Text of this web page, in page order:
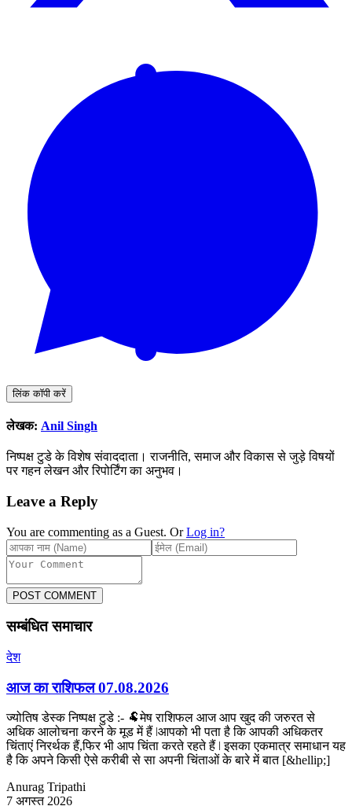
लिंक कॉपी करें
लेखक: Anil Singh
निष्पक्ष टुडे के विशेष संवाददाता। राजनीति, समाज और विकास से जुड़े विषयों
पर गहन लेखन और रिपोर्टिंग का अनुभव।
Leave a Reply
You are commenting as a Guest. Or Log in?
POST COMMENT
सम्बंधित समाचार
देश
आज का राशिफल 07.08.2026
ज्योतिष डेस्क निष्पक्ष टुडे :- 🐏मेष राशिफल आज आप खुद की जरुरत से
अधिक आलोचना करने के मूड में हैं ǀआपको भी पता है कि आपकी अधिकतर
चिंताएं निरर्थक हैं,फिर भी आप चिंता करते रहते हैं ǀ इसका एकमात्र समाधान यह
है कि अपने किसी ऐसे करीबी से सा अपनी चिंताओं के बारे में बात [&hellip;]
Anurag Tripathi
7 अगस्त 2026